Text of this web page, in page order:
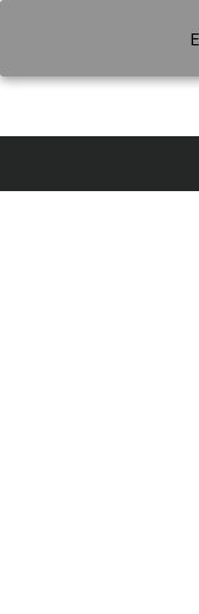
contenido